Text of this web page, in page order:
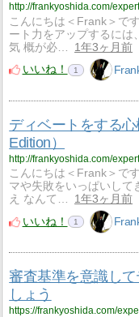
http://frankyoshida.com/
こんにちは＜Frank＞で
ート力をアップするには
気 概が必…
1年3ヶ月前
いいね！
1
ディベートをする
Edition）
http://frankyoshida.com/
こんにちは＜Frank＞で
マや失敗をいっぱいして
え なんて…
1年3ヶ月前
いいね！
1
審査基準を意識し
しょう
https://frankyoshida.com/